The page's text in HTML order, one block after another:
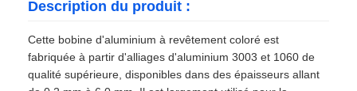
Description du produit :
Cette bobine d'aluminium à revêtement coloré est
fabriquée à partir d'alliages d'aluminium 3003 et 1060 de
qualité supérieure, disponibles dans des épaisseurs allant